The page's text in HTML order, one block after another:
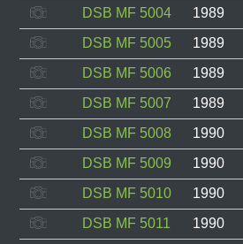
DSB MF 5004
1989
DSB MF 5005
1989
DSB MF 5006
1989
DSB MF 5007
1989
DSB MF 5008
1990
DSB MF 5009
1990
DSB MF 5010
1990
DSB MF 5011
1990